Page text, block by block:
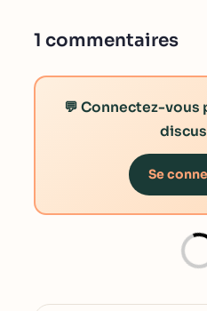
1 commentaires
💬 Connectez-vous
Se